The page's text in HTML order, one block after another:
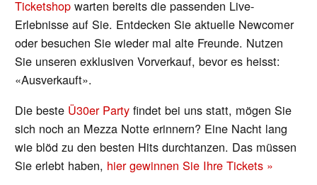
Ticketshop warten bereits die passenden Live-
Erlebnisse auf Sie. Entdecken Sie aktuelle Newcomer
oder besuchen Sie wieder mal alte Freunde. Nutzen
Sie unseren exklusiven Vorverkauf, bevor es heisst:
«Ausverkauft».
Die beste Ü30er Party findet bei uns statt, mögen Sie
sich noch an Mezza Notte erinnern? Eine Nacht lang
wie blöd zu den besten Hits durchtanzen. Das müssen
Sie erlebt haben, hier gewinnen Sie Ihre Tickets »